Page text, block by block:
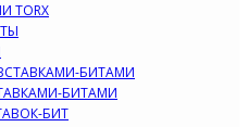
TORX
БИТАМИ